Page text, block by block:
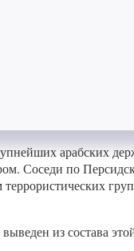
арабских
Соседи по
из состава